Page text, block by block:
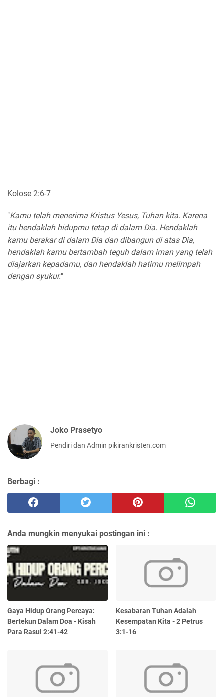
Kolose 2:6-7
"Kamu telah menerima Kristus Yesus, Tuhan kita. Karena
itu hendaklah hidupmu tetap di dalam Dia. Hendaklah
kamu berakar di dalam Dia dan dibangun di atas Dia,
hendaklah kamu bertambah teguh dalam iman yang telah
diajarkan kepadamu, dan hendaklah hatimu melimpah
dengan syukur."
Joko Prasetyo
Pendiri dan Admin pikirankristen.com
Berbagi :
Anda mungkin menyukai postingan ini :
Gaya Hidup Orang Percaya:
Bertekun Dalam Doa - Kisah
Para Rasul 2:41-42
Kesabaran Tuhan Adalah
Kesempatan Kita - 2 Petrus
3:1-16